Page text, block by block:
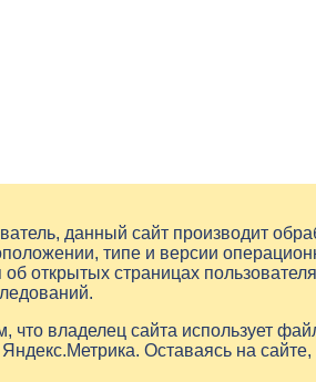
данный сайт производит
типе и версии
об открытых страницах
что владелец сайта использует
Оставаясь на